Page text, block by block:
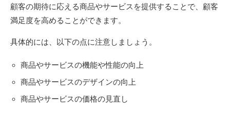
顧客の期待に応える商品やサービスを提供することで、顧客
満足度を高めることができます。
具体的には、以下の点に注意しましょう。
商品やサービスの機能や性能の向上
商品やサービスのデザインの向上
商品やサービスの価格の見直し